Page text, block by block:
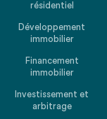
résidentiel
Développement
immobilier
Financement
immobilier
Investissement et
arbitrage